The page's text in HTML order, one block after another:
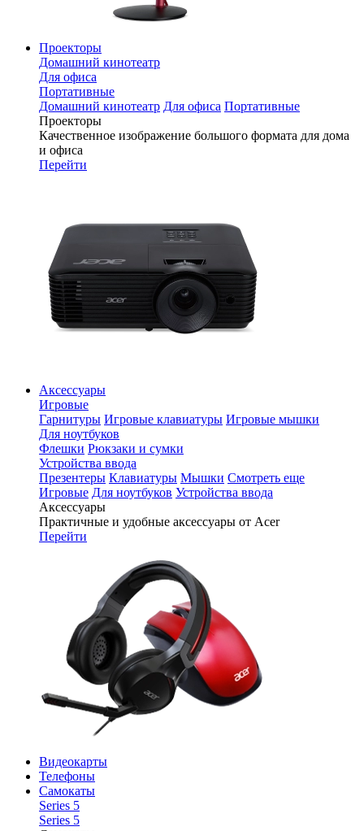
Проекторы
Домашний кинотеатр
Для офиса
Портативные
Домашний кинотеатр Для офиса Портативные
Проекторы
Качественное изображение большого формата для дома
и офиса
Перейти
Аксессуары
Игровые
Гарнитуры Игровые клавиатуры Игровые мышки
Для ноутбуков
Флешки Рюкзаки и сумки
Устройства ввода
Презентеры Клавиатуры Мышки Смотреть еще
Игровые Для ноутбуков Устройства ввода
Аксессуары
Практичные и удобные аксессуары от Acer
Перейти
Видеокарты
Телефоны
Самокаты
Series 5
Series 5